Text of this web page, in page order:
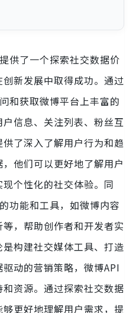
供了一个探索社交数据价
新发展中取得成功。通过
和获取微博平台上丰富的
信息、关注列表、粉丝互
了深入了解用户行为和趋
他们可以更好地了解用户
个性化的社交体验。同
功能和工具，如微博内容
，帮助创作者和开发者实
构建社交媒体工具、打造
动的营销策略，微博API
资源。通过探索社交数据
更好地理解用户需求，提